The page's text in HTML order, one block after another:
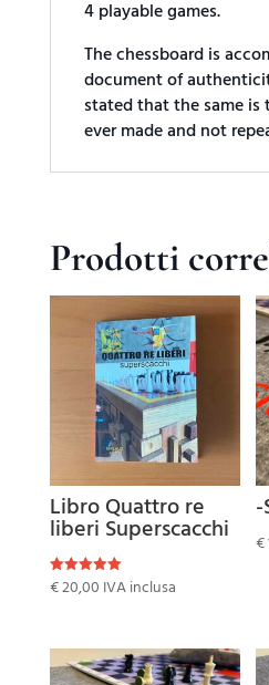
4 playable games.
The chessboard is
document of
stated that the same
ever made and not
Prodotti
Libro Quattro re
liberi Superscacchi
Valutato
5.00
€20,00 IVA inclusa
€